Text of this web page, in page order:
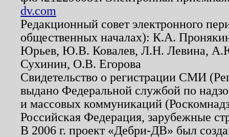
dv.com
Редакционный совет электронного
общественных началах): К.А.
Юрьев, Ю.В. Ковалев, Л.Н. Левина,
Сухинин, О.В. Егорова
Свидетельство о регистрации СМИ
выдано Федеральной службой по
и массовых коммуникаций
Российская Федерация, зарубежные
В 2006 г. проект «Дебри-ДВ» был